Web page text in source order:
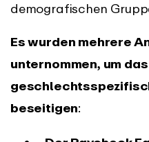
demografischen
Es wurden mehrere
unternommen, um das
beseitigen: